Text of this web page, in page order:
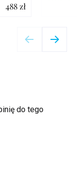
488 zł
do tego